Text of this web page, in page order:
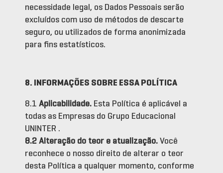
necessidade legal, os Dados Pessoais serão
excluídos com uso de métodos de descarte
seguro, ou utilizados de forma anonimizada
para fins estatísticos.
8. INFORMAÇÕES SOBRE ESSA POLÍTICA
8.1 Aplicabilidade. Esta Política é aplicável a
todas as Empresas do Grupo Educacional
UNINTER .
8.2 Alteração do teor e atualização. Você
reconhece o nosso direito de alterar o teor
desta Política a qualquer momento, conforme